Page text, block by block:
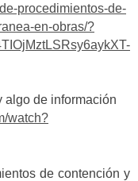
procedimientos-de-
en-obras/?
algo de información
watch?
de contención y